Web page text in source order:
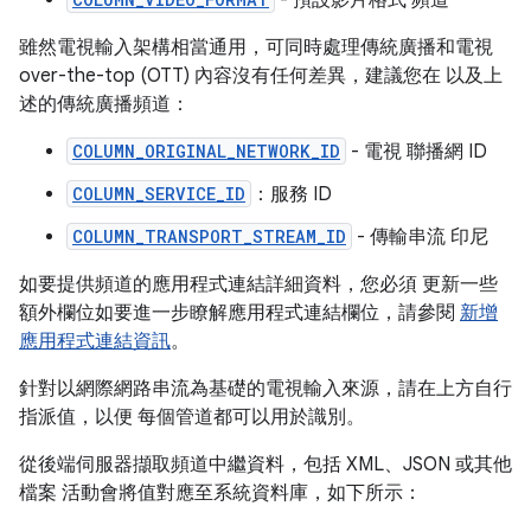
雖然電視輸入架構相當通用，可同時處理傳統廣播和電視
over-the-top (OTT) 內容沒有任何差異，建議您在 以及上
述的傳統廣播頻道：
COLUMN_ORIGINAL_NETWORK_ID - 電視 聯播網 ID
COLUMN_SERVICE_ID ：服務 ID
COLUMN_TRANSPORT_STREAM_ID - 傳輸串流 印尼
如要提供頻道的應用程式連結詳細資料，您必須 更新一些
額外欄位如要進一步瞭解應用程式連結欄位，請參閱 新增
應用程式連結資訊。
針對以網際網路串流為基礎的電視輸入來源，請在上方自行
指派值，以便 每個管道都可以用於識別。
從後端伺服器擷取頻道中繼資料，包括 XML、JSON 或其他
檔案 活動會將值對應至系統資料庫，如下所示：